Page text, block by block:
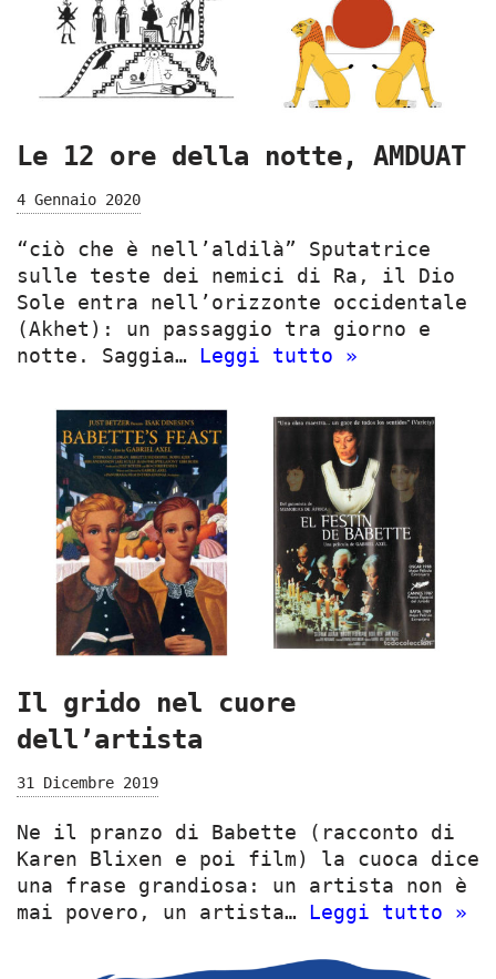
Le 12 ore della notte, AMDUAT
4 Gennaio 2020
“ciò che è nell’aldilà” Sputatrice
sulle teste dei nemici di Ra, il Dio
Sole entra nell’orizzonte occidentale
(Akhet): un passaggio tra giorno e
notte. Saggia… Leggi tutto »
Il grido nel cuore
dell’artista
31 Dicembre 2019
Ne il pranzo di Babette (racconto di
Karen Blixen e poi film) la cuoca dice
una frase grandiosa: un artista non è
mai povero, un artista… Leggi tutto »